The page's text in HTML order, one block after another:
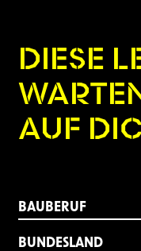
DIESE
AUF
BAUBERUF
BUNDESLAND